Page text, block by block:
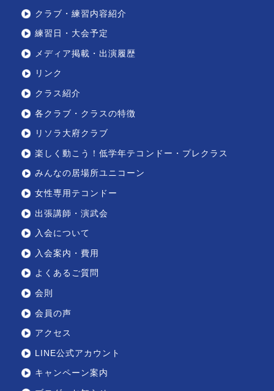
クラブ・練習内容紹介
練習日・大会予定
メディア掲載・出演履歴
リンク
クラス紹介
各クラブ・クラスの特徴
リソラ大府クラブ
楽しく動こう！低学年テコンドー・プレクラス
みんなの居場所ユニコーン
女性専用テコンドー
出張講師・演武会
入会について
入会案内・費用
よくあるご質問
会則
会員の声
アクセス
LINE公式アカウント
キャンペーン案内